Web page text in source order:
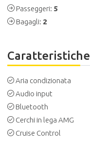
Passeggeri: 5
Bagagli: 2
Caratteristiche
Aria condizionata
Audio input
Bluetooth
Cerchi in lega AMG
Cruise Control